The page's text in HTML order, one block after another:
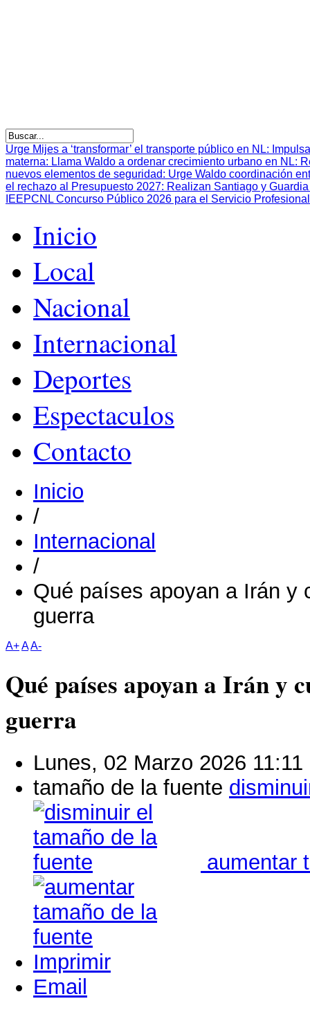
Urge Mijes a ‘transformar’ el transporte público en NL:
materna: Llama Waldo a ordenar crecimiento urbano en NL:
nuevos elementos de seguridad: Urge Waldo coordinación
el rechazo al Presupuesto 2027: Realizan Santiago y
IEEPCNL Concurso Público 2026 para el Servicio
Inicio
Local
Nacional
Internacional
Deportes
Espectaculos
Contacto
Inicio
/
Internacional
/
Qué países apoyan a Irán y
guerra
A+AA-
Qué países apoyan a Irán y
guerra
Lunes, 02 Marzo 2026 11:11
tamaño de la fuente
aumentar
Imprimir
Email